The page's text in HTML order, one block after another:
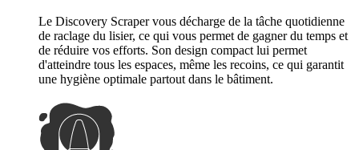
Le Discovery Scraper vous décharge de la tâche quotidienne
de raclage du lisier, ce qui vous permet de gagner du temps et
de réduire vos efforts. Son design compact lui permet
d'atteindre tous les espaces, même les recoins, ce qui garantit
une hygiène optimale partout dans le bâtiment.